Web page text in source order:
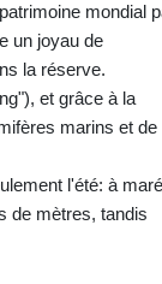
mondial
un joyau de
la réserve.
et grâce à la
marins et de
l'été: à
de mètres, tandis